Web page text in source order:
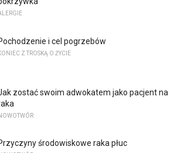
i cel pogrzebów
Z TROSKĄ O ŻYCIE
zostać swoim adwokatem jako pacjent na
środowiskowe raka płuc